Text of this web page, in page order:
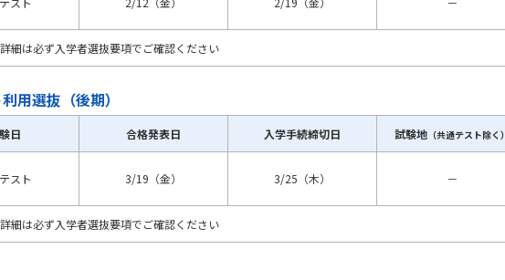
細は必ず入学者選抜要項でご確認ください
用選抜（後期）
日 合格発表日 入学手続締切日 試験地（共通テスト除く）
スト 3/19（金） 3/25（木） －
細は必ず入学者選抜要項でご確認ください